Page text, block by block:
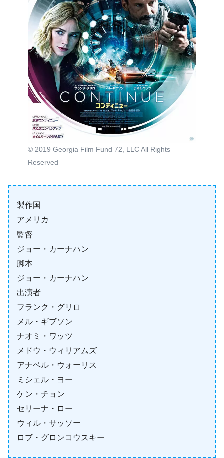
© 2019 Georgia Film Fund 72, LLC All Rights
Reserved
製作国
アメリカ
監督
ジョー・カーナハン
脚本
ジョー・カーナハン
出演者
フランク・グリロ
メル・ギブソン
ナオミ・ワッツ
メドウ・ウィリアムズ
アナベル・ウォーリス
ミシェル・ヨー
ケン・チョン
セリーナ・ロー
ウィル・サッソー
ロブ・グロンコウスキー